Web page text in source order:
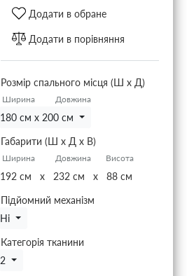
Додати в обране
Додати в порівняння
Розмір спального місця (Ш х Д)
Ширина Довжина
180 см x 200 см
Габарити (Ш х Д х В)
Ширина Довжина Висота
192 см x 232 см x 88 см
Підйомний механізм
Ні
Категорія тканини
2